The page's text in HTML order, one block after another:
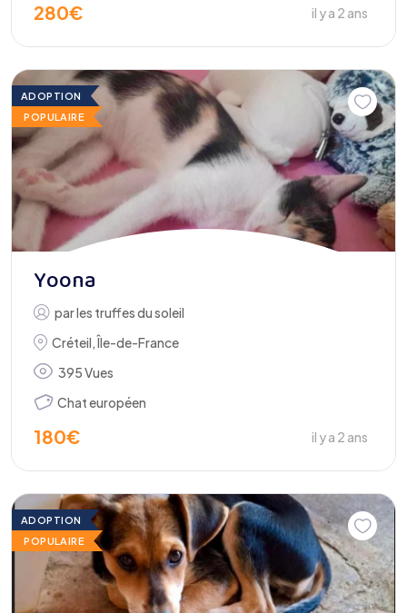
280€ il y a 2 ans
ADOPTION
POPULAIRE
Yoona
parles truffes du soleil
Créteil,Île-de-France
395 Vues
Chat européen
180€ il y a 2 ans
ADOPTION
POPULAIRE